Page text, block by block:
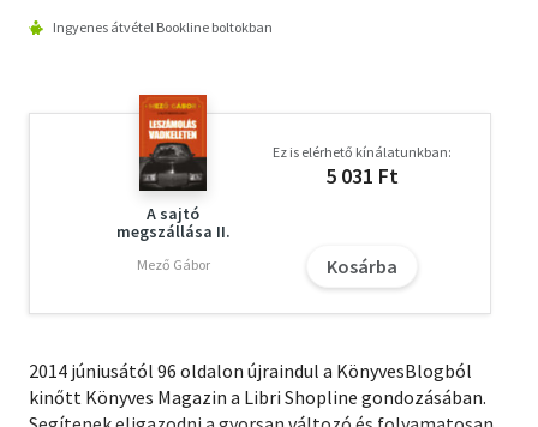
Ingyenes átvétel Bookline boltokban
A sajtó
megszállása II.
Mező Gábor
Ez is elérhető kínálatunkban:
5 031 Ft
Kosárba
2014 júniusától 96 oldalon újraindul a KönyvesBlogból
kinőtt Könyves Magazin a Libri Shopline gondozásában.